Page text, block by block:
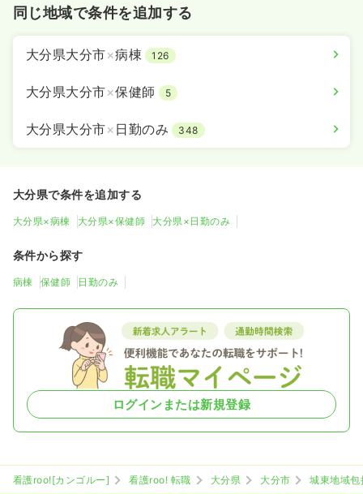
同じ地域で条件を追加する
大分県大分市×病棟 126
大分県大分市×保健師 5
大分県大分市× 日勤のみ 348
大分県で条件を追加する
大分県×病棟 大分県×保健師 大分県×日勤のみ
条件から探す
病棟 保健師 日勤のみ
ログインまたは新規登録
看護roo![カンゴルー] 看護roo! 転職 大分県 大分市
城東地域